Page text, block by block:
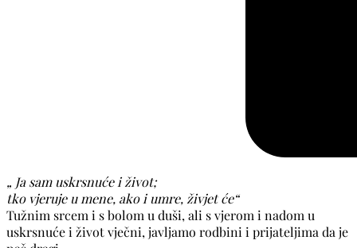
„ Ja sam uskrsnuće i život;
tko vjeruje u mene, ako i umre, živjet će“
Tužnim srcem i s bolom u duši, ali s vjerom i nadom u
uskrsnuće i život vječni, javljamo rodbini i prijateljima da je